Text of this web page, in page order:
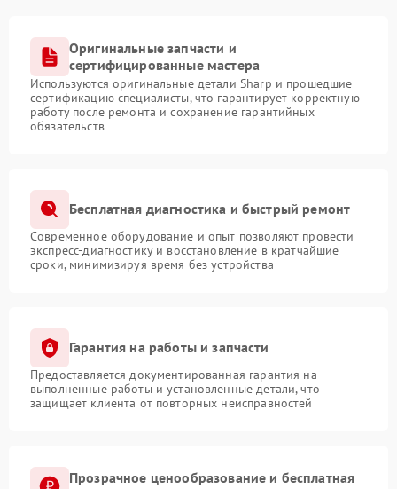
Оригинальные запчасти и
сертифицированные мастера
Используются оригинальные детали Sharp и прошедшие
сертификацию специалисты, что гарантирует корректную
работу после ремонта и сохранение гарантийных
обязательств
Бесплатная диагностика и быстрый ремонт
Современное оборудование и опыт позволяют провести
экспресс-диагностику и восстановление в кратчайшие
сроки, минимизируя время без устройства
Гарантия на работы и запчасти
Предоставляется документированная гарантия на
выполненные работы и установленные детали, что
защищает клиента от повторных неисправностей
Прозрачное ценообразование и бесплатная